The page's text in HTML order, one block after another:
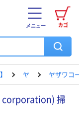
カゴ
メニュー
ヤ ヤザワコ
corporation) 掃